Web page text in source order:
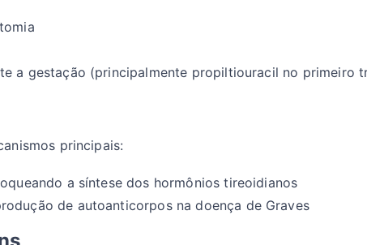
a gestação (principalmente propiltiouracil no primeiro
principais:
a síntese dos hormônios tireoidianos
de autoanticorpos na doença de Graves